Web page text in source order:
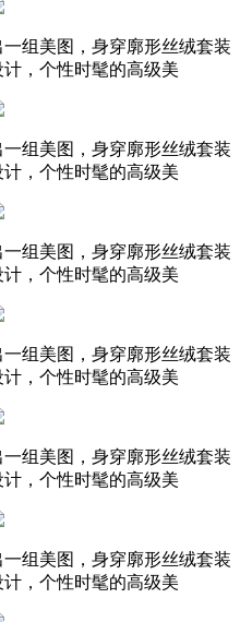
组美图，身穿廓形丝绒套装
，个性时髦的高级美
组美图，身穿廓形丝绒套装
，个性时髦的高级美
组美图，身穿廓形丝绒套装
，个性时髦的高级美
组美图，身穿廓形丝绒套装
，个性时髦的高级美
组美图，身穿廓形丝绒套装
，个性时髦的高级美
组美图，身穿廓形丝绒套装
，个性时髦的高级美